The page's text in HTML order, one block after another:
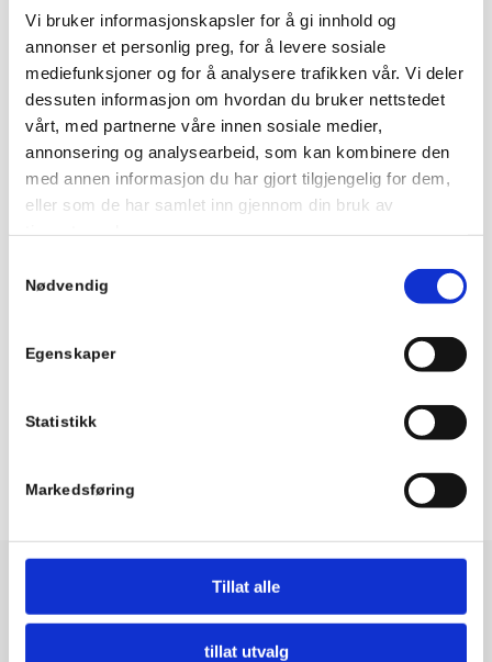
Vi bruker informasjonskapsler for å gi innhold og
annonser et personlig preg, for å levere sosiale
mediefunksjoner og for å analysere trafikken vår. Vi deler
dessuten informasjon om hvordan du bruker nettstedet
vårt, med partnerne våre innen sosiale medier,
annonsering og analysearbeid, som kan kombinere den
med annen informasjon du har gjort tilgjengelig for dem,
eller som de har samlet inn gjennom din bruk av
Nødvendig
Egenskaper
Statistikk
Markedsføring
Tillat alle
tillat utvalg
både tekniske og estetiske grunner til å male om. Det
største tekniske argumentet til å male er når
overflaten er skadet slik at kledningen vil ta skade av
manglende vedlikehold.
– Vedlikehold koster litt, men forfall
koster mye mer. For å unngå kostbare
delvis må byttes ut, bør du undersøke
Del
Noen av våre produkter